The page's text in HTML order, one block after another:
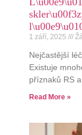
1 září, 2025
Nejčastější
Existuje
příznaků RS
Read More »